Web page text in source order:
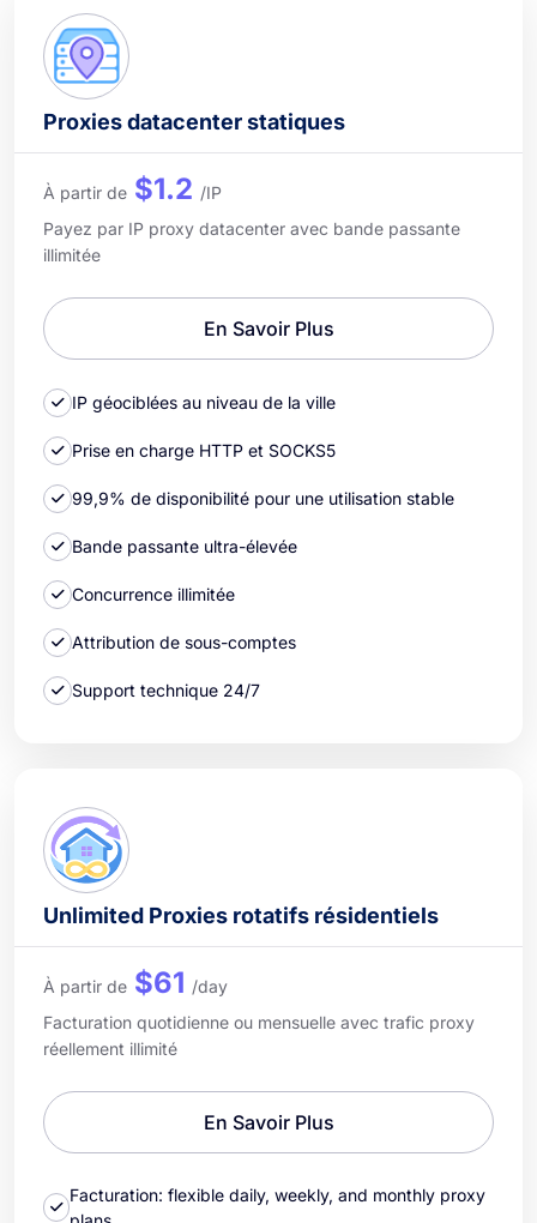
Proxies datacenter statiques
À partir de $1.2 /IP
Payez par IP proxy datacenter avec bande passante
illimitée
En Savoir Plus
IP géociblées au niveau de la ville
Prise en charge HTTP et SOCKS5
99,9% de disponibilité pour une utilisation stable
Bande passante ultra-élevée
Concurrence illimitée
Attribution de sous-comptes
Support technique 24/7
Unlimited Proxies rotatifs résidentiels
À partir de $61 /day
Facturation quotidienne ou mensuelle avec trafic proxy
réellement illimité
En Savoir Plus
Facturation: flexible daily, weekly, and monthly proxy